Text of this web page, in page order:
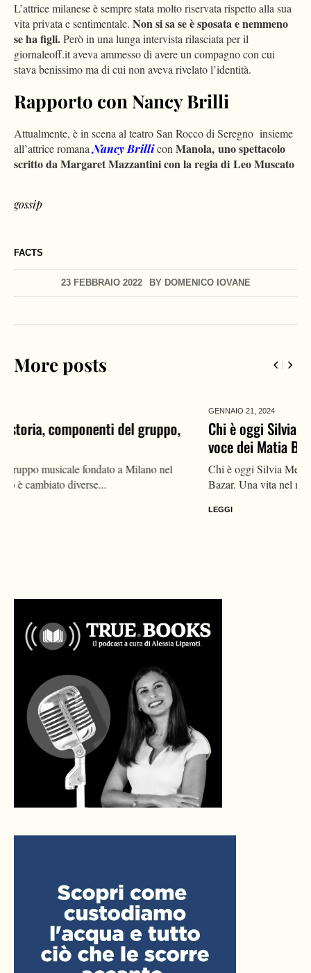
FACTS
23 FEBBRAIO 2022 BY DOMENICO IOVANE
L’attrice milanese è sempre stata molto riservata rispetto alla sua
vita privata e sentimentale. Non si sa se è sposata e nemmeno
se ha figli.Però in una lunga intervista rilasciata per il
giornaleoff.it aveva ammesso di avere un compagno con cui
stava benissimo ma di cui non aveva rivelato l’identità.
Rapporto con Nancy Brilli
Attualmente, è in scena al teatro San Rocco di Seregno insieme
all’attrice romanaNancy BrilliconManola, uno spettacolo
scritto da Margaret Mazzantini con la regia di Leo Muscato
gossip
More posts
Chi è oggi Silvia Mezzanotte, vita privata dell’ex
voce dei Matia Bazar: compagno, canzoni, malattia
Chi è oggi Silvia Mezzanotte, nota cantante ed ex voce dei Matia
Bazar. Una vita nel mondo della musica, si...